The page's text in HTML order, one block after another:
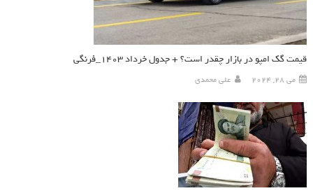
قیمت گک امپو در بازار چقدر است؟ + جدول خرداد 1403_فرنگی
می 28, 2024 علی محمدی